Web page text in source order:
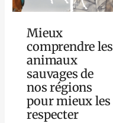
Mieux
comprendre les
animaux
sauvages de
nos régions
pour mieux les
respecter